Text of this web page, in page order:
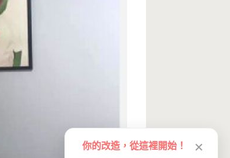
你的改造，從這裡開始！ ✕